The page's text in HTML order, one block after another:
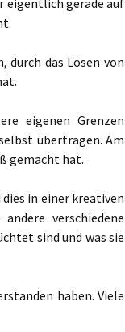
eigentlich gerade auf
durch das Lösen von
eigenen Grenzen
übertragen. Am
gemacht hat.
in einer kreativen
verschiedene
sind und was sie
haben. Viele